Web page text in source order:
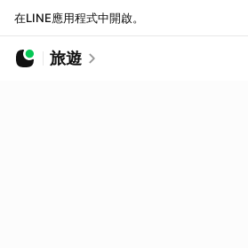
在LINE應用程式中開啟。
旅遊